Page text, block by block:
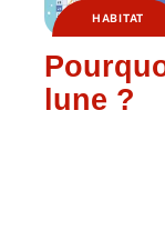
HABITAT
lune ?